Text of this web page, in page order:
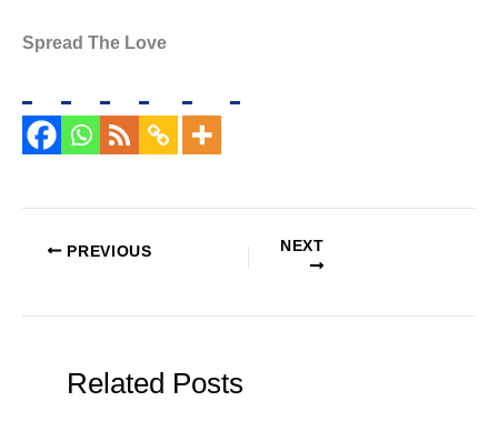
Spread The Love
PREVIOUS NEXT
Related Posts